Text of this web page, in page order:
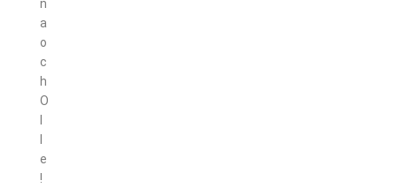
n
a
o
c
h
O
l
l
e
!